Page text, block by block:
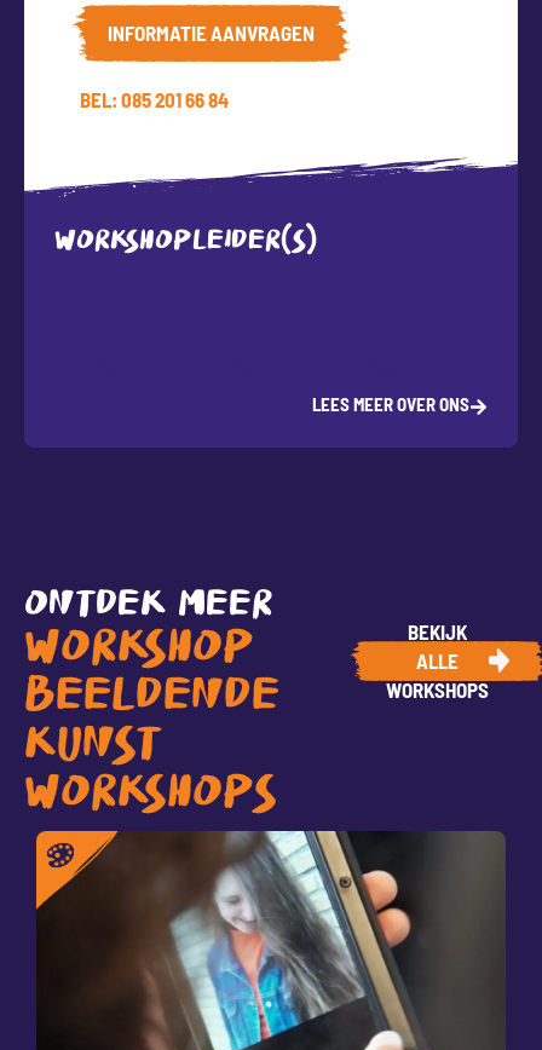
INFORMATIE AANVRAGEN
BEL: 085 201 66 84
WORKSHOPLEIDER(S)
LEES MEER OVER ONS
ONTDEK MEER
WORKSHOP
BEELDENDE
KUNST
WORKSHOPS
BEKIJK
ALLE
WORKSHOPS